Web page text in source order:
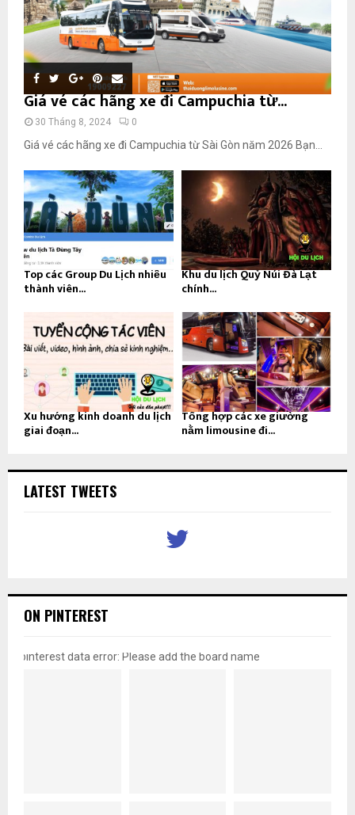
Giá vé các hãng xe đi Campuchia từ...
30 Tháng 8, 2024 0
Giá vé các hãng xe đi Campuchia từ Sài Gòn năm 2026 Bạn...
Top các Group Du Lịch nhiều
thành viên...
Khu du lịch Quỷ Núi Đà Lạt
chính...
Xu hướng kinh doanh du lịch
giai đoạn...
Tổng hợp các xe giường
nằm limousine đi...
LATEST TWEETS
ON PINTEREST
pinterest data error: Please add the board name